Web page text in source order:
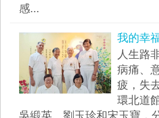
感...
我的幸
人生路
病痛、
疲，失
環北道
吳緞英、劉玉珍和宋玉寶，